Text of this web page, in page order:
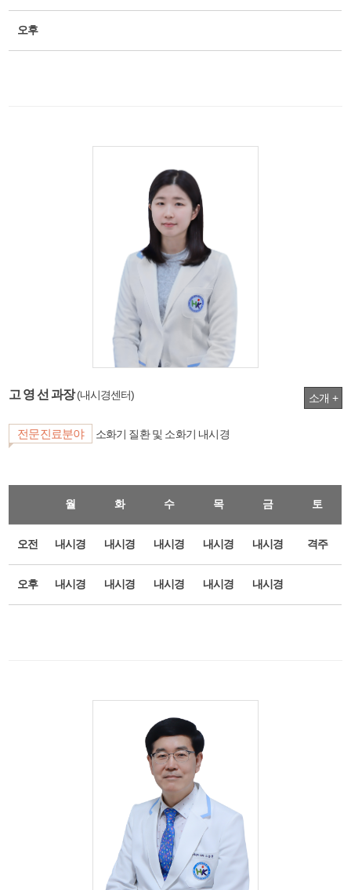
오후
고 영 선 과장(내시경센터) 소개 +
전문진료분야 소화기 질환 및 소화기 내시경
월 화 수 목 금 토
오전 내시경 내시경 내시경 내시경 내시경 격주
오후 내시경 내시경 내시경 내시경 내시경